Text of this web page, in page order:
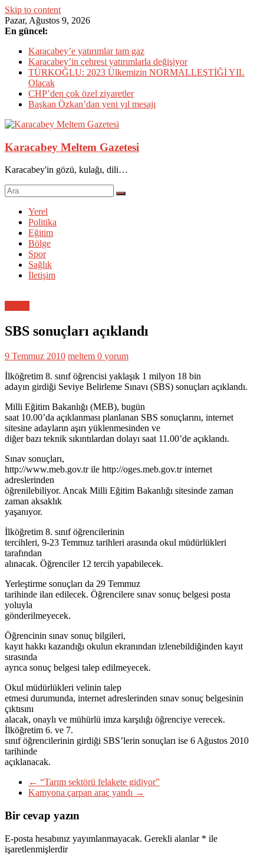
Skip to content
Pazar, Ağustos 9, 2026
En güncel:
Karacabey’e yatırımlar tam gaz
Karacabey’in çehresi yatırımlarla değişiyor
TÜRKOĞLU: 2023 Ülkemizin NORMALLEŞTİĞİ YIL
Olacak
CHP’den çok özel ziyaretler
Başkan Özkan’dan yeni yıl mesajı
Karacabey Meltem Gazetesi
Karacabey'in gözü, kulağı, dili…
Yerel
Politika
Eğitim
Bölge
Spor
Sağlık
İletişim
SBS sonuçları açıklandı
9 Temmuz 2010 meltem 0 yorum
İlköğretim 8. sınıf öğrencisi yaklaşık 1 milyon 18 bin
adayın girdiği Seviye Belirleme Sınavı (SBS) sonuçları açıklandı.
Milli Eğitim Bakanlığı (MEB), bugün
saat 10.00’da açıklanması planlanan SBS sonuçlarını, internet
sitesine adayların aşırı yüklenmesinden ve
diğer bazı teknik sıkıntılardan dolayı saat 11.00’de açıklandı.
Sınav sonuçları,
http://www.meb.gov.tr ile http://oges.meb.gov.tr internet
adreslerinden
öğrenilebiliyor. Ancak Milli Eğitim Bakanlığı sitesinde zaman
zaman aksaklık
yaşanıyor.
İlköğretim 8. sınıf öğrencilerinin
tercihleri, 9-23 Temmuz tarihleri arasında okul müdürlükleri
tarafından
alınacak. Öğrenciler 12 tercih yapabilecek.
Yerleştirme sonuçları da 29 Temmuz
tarihinde ilan edilecek. Öğrencilere sınav sonuç belgesi posta
yoluyla
gönderilmeyecek.
Öğrencinin sınav sonuç bilgileri,
kayıt hakkı kazandığı okulun ekranından izlenebildiğinden kayıt
sırasında
ayrıca sonuç belgesi talep edilmeyecek.
Okul müdürlükleri velinin talep
etmesi durumunda, internet adreslerinden sınav sonuç belgesinin
çıktısını
alacak, onaylı ve mühürlü imza karşılığı öğrenciye verecek.
İlköğretim 6. ve 7.
sınıf öğrencilerinin girdiği SBS’lerin sonuçları ise 6 Ağustos 2010
tarihinde
açıklanacak.
← “Tarım sektörü felakete gidiyor”
Kamyona çarpan araç yandı →
Bir cevap yazın
E-posta hesabınız yayımlanmayacak. Gerekli alanlar * ile
işaretlenmişlerdir